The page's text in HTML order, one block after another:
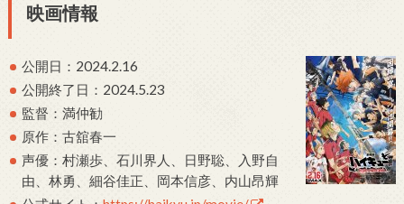
映画情報
公開日：2024.2.16
公開終了日：2024.5.23
監督：満仲勧
原作：古舘春一
声優：村瀬歩、石川界人、日野聡、入野自
由、林勇、細谷佳正、岡本信彦、内山昂輝